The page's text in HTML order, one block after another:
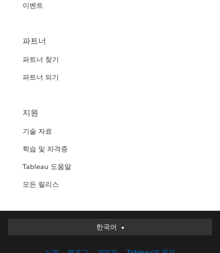
이벤트
파트너
파트너 찾기
파트너 되기
지원
기술 자료
학습 및 자격증
Tableau 도움말
모든 릴리스
한국어
한국어